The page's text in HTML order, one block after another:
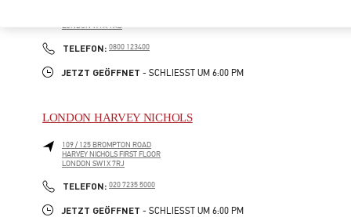
LONDON W1A 1AB
TELEFON: PHONE
0800 123400
JETZT GEÖFFNET - SCHLIESST UM 6:00 PM
LONDON HARVEY NICHOLS
109 / 125 BROMPTON ROAD
HARVEY NICHOLS FIRST FLOOR
LONDON SW1X 7RJ
TELEFON: PHONE
020 7235 5000
JETZT GEÖFFNET - SCHLIESST UM 6:00 PM